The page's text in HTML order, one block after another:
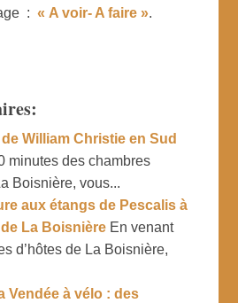
:« A voir- A faire ».
William Christie en Sud
minutes des chambres
Boisnière, vous...
aux étangs de Pescalis à
La Boisnière En venant
d’hôtes de La Boisnière,
Vendée à vélo : des